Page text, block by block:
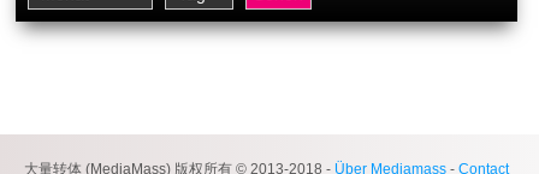
大量转体 (MediaMass) 版权所有 © 2013-2018 - Über Mediamass - Contact